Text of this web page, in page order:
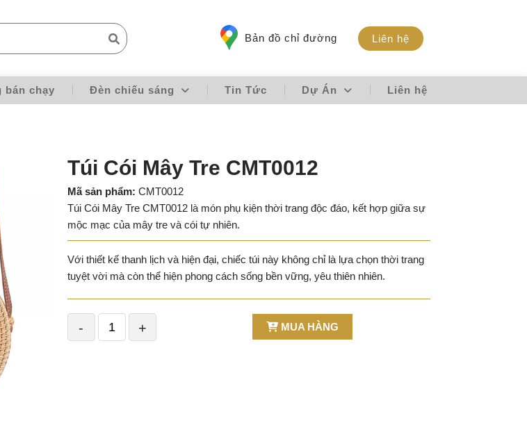
Bản đồ chỉ đường Liên hệ
bán chạy Đèn chiếu sáng Tin Tức Dự Án Liên hệ
Túi Cói Mây Tre CMT0012
Mã sản phẩm: CMT0012
Túi Cói Mây Tre CMT0012 là món phụ kiện thời trang độc đáo, kết hợp giữa sự
mộc mạc của mây tre và cói tự nhiên.
Với thiết kế thanh lịch và hiện đại, chiếc túi này không chỉ là lựa chọn thời trang
tuyệt vời mà còn thể hiện phong cách sống bền vững, yêu thiên nhiên.
- + MUA HÀNG